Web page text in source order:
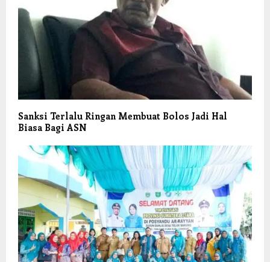
Sanksi Terlalu Ringan Membuat Bolos Jadi Hal
Biasa Bagi ASN